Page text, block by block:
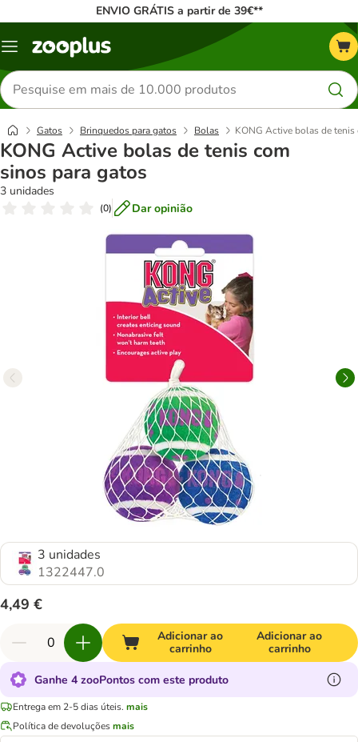
ENVIO GRÁTIS a partir de 39€**
Menu
Pesquisar
produtos
Gatos Brinquedos para gatos Bolas KONG Active bolas de
KONG Active bolas de tenis com
sinos para gatos
3 unidades
(0) Dar opinião
3 unidades
1322447.0
4,49 €
Adicionar ao
carrinho
Adicionar ao
carrinho
Ganhe 4 zooPontos com este produto
Entrega em 2-5 dias úteis. mais
Política de devoluçõesmais